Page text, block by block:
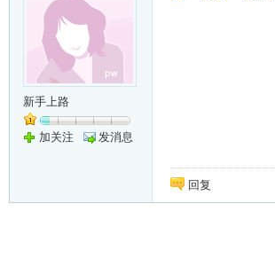
新手上路
加关注 发消息
回复